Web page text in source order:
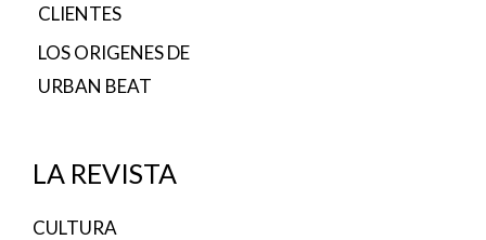
CLIENTES
LOS ORIGENES DE
URBAN BEAT
LA REVISTA
CULTURA